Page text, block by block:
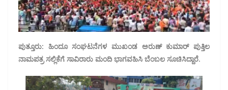
ಪುತ್ತೂರು: ಹಿಂದೂ ಸಂಘಟನೆಗಳ ಮುಖಂಡ ಅರುಣ್ ಕುಮಾರ್ ಪುತ್ತಿಲ
ನಾಮಪತ್ರ ಸಲ್ಲಿಕೆಗೆ ಸಾವಿರಾರು ಮಂದಿ ಭಾಗವಹಿಸಿ ಬೆಂಬಲ ಸೂಚಿಸಿದ್ದಾರೆ.